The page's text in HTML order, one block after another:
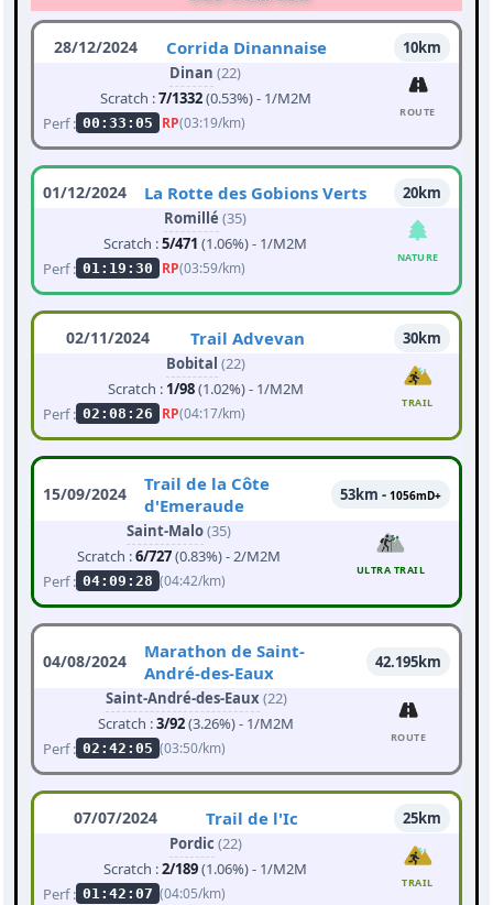
28/12/2024 Corrida Dinannaise
10km
Dinan (22)
Scratch :7/1332(0.53%) - 1/M2M
Perf : 00:33:05 RP(03:19/km)
ROUTE
01/12/2024 La Rotte des Gobions Verts
20km
Romillé (35)
Scratch :5/471 (1.06%) - 1/M2M
Perf : 01:19:30 RP(03:59/km)
NATURE
02/11/2024 Trail Advevan
30km
Bobital (22)
Scratch : 1/98(1.02%) - 1/M2M
Perf : 02:08:26 RP(04:17/km)
TRAIL
15/09/2024
Trail de la Côte
d'Emeraude
53km - 1056mD+
Saint-Malo(35)
Scratch :6/727(0.83%) - 2/M2M
Perf : 04:09:28 (04:42/km)
ULTRA TRAIL
04/08/2024
Marathon de Saint-
André-des-Eaux
42.195km
Saint-André-des-Eaux(22)
Scratch :3/92(3.26%) - 1/M2M
Perf : 02:42:05 (03:50/km)
ROUTE
07/07/2024 Trail de l'Ic
25km
Pordic (22)
Scratch :2/189(1.06%) - 1/M2M
Perf : 01:42:07 (04:05/km)
TRAIL